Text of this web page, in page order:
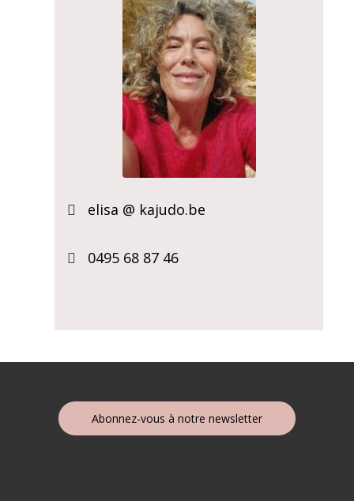
elisa @ kajudo.be
0495 68 87 46​
Abonnez-vous à notre newsletter